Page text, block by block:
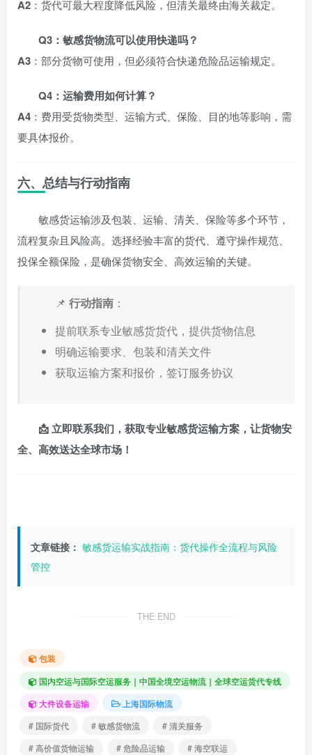
A2 ：货代可最大程度降低风险，但清关最终由海关裁定。
Q3：敏感货物流可以使用快递吗？
A3 ：部分货物可使用，但必须符合快递危险品运输规定。
Q4：运输费用如何计算？
A4 ：费用受货物类型、运输方式、保险、目的地等影响，需
要具体报价。
六、总结与行动指南
敏感货运输涉及包装、运输、清关、保险等多个环节，
流程复杂且风险高。选择经验丰富的货代、遵守操作规范、
投保全额保险，是确保货物安全、高效运输的关键。
📌 行动指南 ：
提前联系专业敏感货货代，提供货物信息
明确运输要求、包装和清关文件
获取运输方案和报价，签订服务协议
📩 立即联系我们，获取专业敏感货运输方案，让货物安
全、高效送达全球市场！
文章链接： 敏感货运输实战指南：货代操作全流程与风险
管控
THE END
包装
国内空运与国际空运服务｜中国全境空运物流｜全球空运货代专线
大件设备运输
上海国际物流
# 国际货代
# 敏感货物流
# 清关服务
# 高价值货物运输
# 危险品运输
# 海空联运